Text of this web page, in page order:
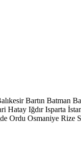
Bartın Batman
Hatay Iğdır Isparta
Ordu Osmaniye Rize